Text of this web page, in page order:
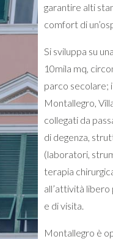
garantire alti
comfort di
Si sviluppa su
10mila mq,
parco secolare;
Montallegro,
collegati da
di degenza,
(laboratori,
terapia
all’attività libero
e di visita.
Montallegro è